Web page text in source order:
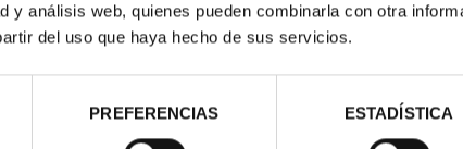
y análisis web, quienes pueden combinarla con otra
del uso que haya hecho de sus servicios.
PREFERENCIAS ESTADÍSTICA